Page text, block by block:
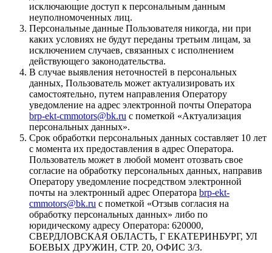
исключающие доступ к персональным данным
неуполномоченных лиц.
Персональные данные Пользователя никогда, ни при
каких условиях не будут переданы третьим лицам, за
исключением случаев, связанных с исполнением
действующего законодательства.
В случае выявления неточностей в персональных
данных, Пользователь может актуализировать их
самостоятельно, путем направления Оператору
уведомление на адрес электронной почты Оператора
brp-ekt-cmmotors@bk.ru с пометкой «Актуализация
персональных данных».
Срок обработки персональных данных составляет 10 лет
с момента их предоставления в адрес Оператора.
Пользователь может в любой момент отозвать свое
согласие на обработку персональных данных, направив
Оператору уведомление посредством электронной
почты на электронный адрес Оператора brp-ekt-
cmmotors@bk.ru с пометкой «Отзыв согласия на
обработку персональных данных» либо по
юридическому адресу Оператора: 620000,
СВЕРДЛОВСКАЯ ОБЛАСТЬ, Г ЕКАТЕРИНБУРГ, УЛ
БОЕВЫХ ДРУЖИН, СТР. 20, ОФИС 3/3.